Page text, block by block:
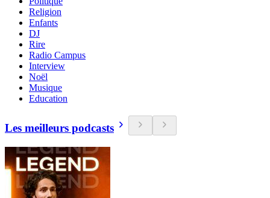
Religion
Enfants
DJ
Rire
Radio Campus
Interview
Noël
Musique
Education
Les meilleurs podcasts